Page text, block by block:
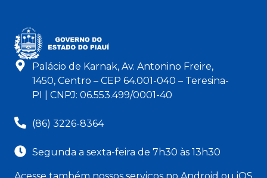
Palácio de Karnak, Av. Antonino Freire,
1450, Centro – CEP 64.001-040 – Teresina-
PI | CNPJ: 06.553.499/0001-40
(86) 3226-8364
Segunda a sexta-feira de 7h30 às 13h30